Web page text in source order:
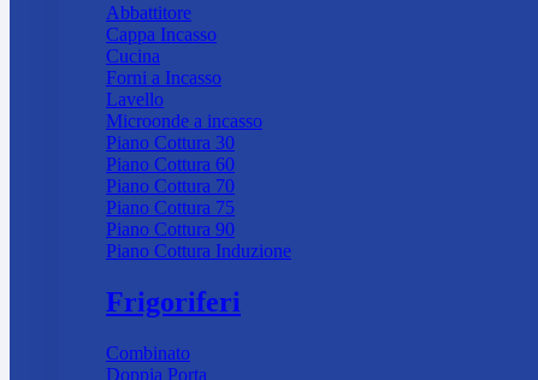
Abbattitore
Cappa Incasso
Cucina
Forni a Incasso
Lavello
Microonde a incasso
Piano Cottura 30
Piano Cottura 60
Piano Cottura 70
Piano Cottura 75
Piano Cottura 90
Piano Cottura Induzione
Frigoriferi
Combinato
Doppia Porta